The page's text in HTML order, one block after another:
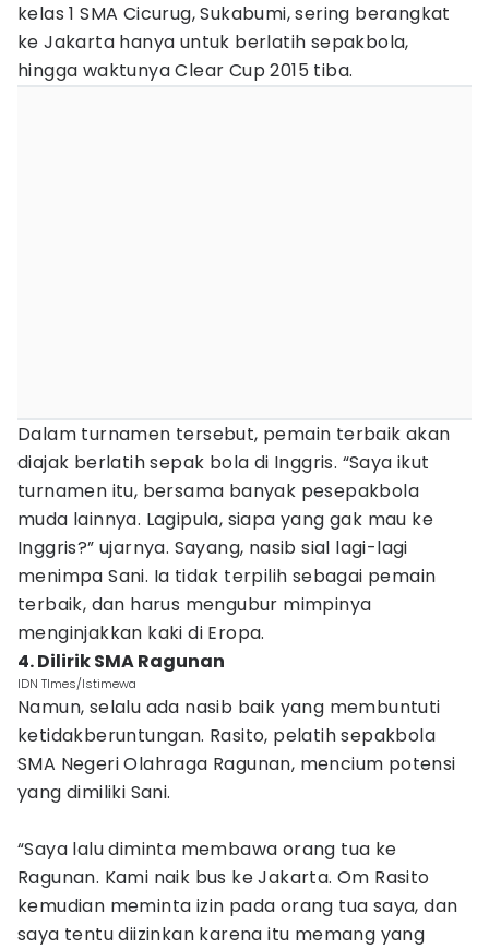
kelas 1 SMA Cicurug, Sukabumi, sering berangkat
ke Jakarta hanya untuk berlatih sepakbola,
hingga waktunya Clear Cup 2015 tiba.
Dalam turnamen tersebut, pemain terbaik akan
diajak berlatih sepak bola di Inggris. “Saya ikut
turnamen itu, bersama banyak pesepakbola
muda lainnya. Lagipula, siapa yang gak mau ke
Inggris?” ujarnya. Sayang, nasib sial lagi-lagi
menimpa Sani. Ia tidak terpilih sebagai pemain
terbaik, dan harus mengubur mimpinya
menginjakkan kaki di Eropa.
4. Dilirik SMA Ragunan
IDN TImes/Istimewa
Namun, selalu ada nasib baik yang membuntuti
ketidakberuntungan. Rasito, pelatih sepakbola
SMA Negeri Olahraga Ragunan, mencium potensi
yang dimiliki Sani.
“Saya lalu diminta membawa orang tua ke
Ragunan. Kami naik bus ke Jakarta. Om Rasito
kemudian meminta izin pada orang tua saya, dan
saya tentu diizinkan karena itu memang yang